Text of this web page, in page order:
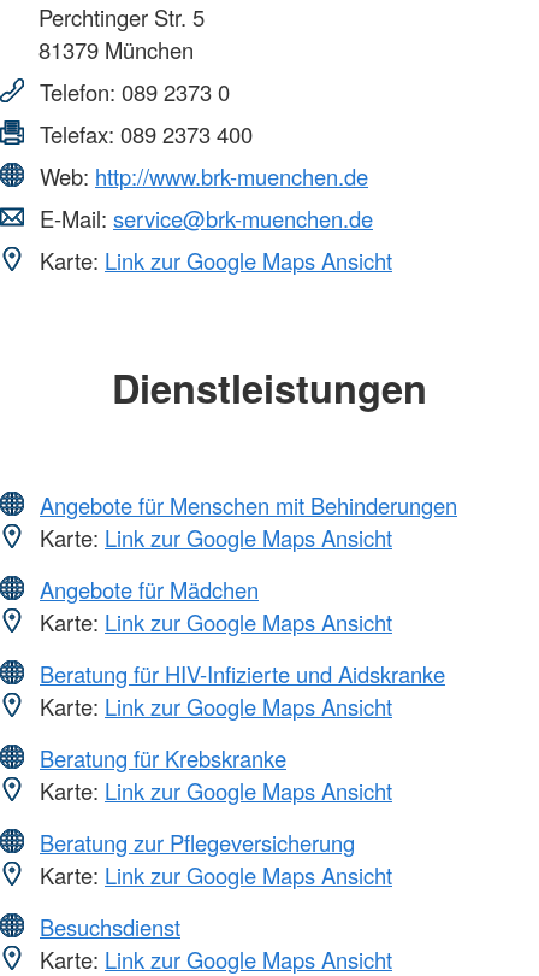
Perchtinger Str. 5
81379 München
Telefon: 089 2373 0
Telefax: 089 2373 400
Web: http://www.brk-muenchen.de
E-Mail: service@brk-muenchen.de
Karte: Link zur Google Maps Ansicht
Dienstleistungen
Angebote für Menschen mit Behinderungen
Karte: Link zur Google Maps Ansicht
Angebote für Mädchen
Karte: Link zur Google Maps Ansicht
Beratung für HIV-Infizierte und Aidskranke
Karte: Link zur Google Maps Ansicht
Beratung für Krebskranke
Karte: Link zur Google Maps Ansicht
Beratung zur Pflegeversicherung
Karte: Link zur Google Maps Ansicht
Besuchsdienst
Karte: Link zur Google Maps Ansicht